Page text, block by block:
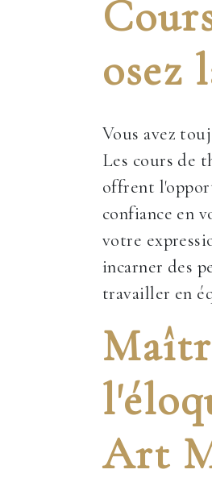
osez
Vous avez
Les cours de
offrent
confiance en
votre
incarner des
travailler en
Art